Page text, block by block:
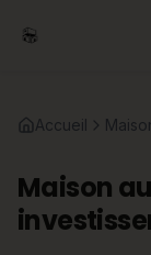
Accueil
Maison